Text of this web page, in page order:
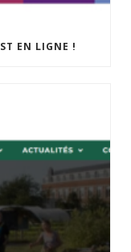
EN LIGNE !